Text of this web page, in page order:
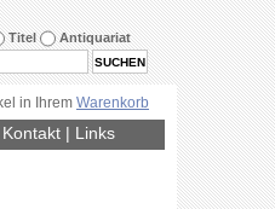
Titel Antiquariat
in Ihrem Warenkorb
Kontakt| Links